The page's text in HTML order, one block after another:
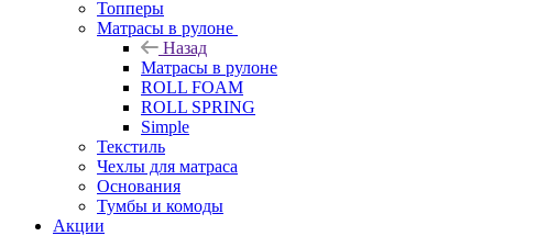
Топперы
Матрасы в рулоне
Назад
Матрасы в рулоне
ROLL FOAM
ROLL SPRING
Simple
Текстиль
Чехлы для матраса
Основания
Тумбы и комоды
Акции